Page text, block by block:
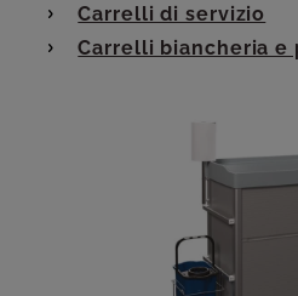
Carrelli di servizio
Carrelli biancheria e